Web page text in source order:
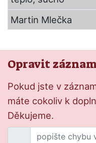
Martin Mlečka
Opravit
Pokud jste v
máte cokoliv k
Děkujeme.